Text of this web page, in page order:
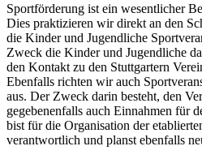
Sportförderung ist ein wesentlicher
Dies praktizieren wir direkt an den
die Kinder und Jugendliche
Zweck die Kinder und Jugendliche
den Kontakt zu den Stuttgartern
Ebenfalls richten wir auch
aus. Der Zweck darin besteht, den
gegebenenfalls auch Einnahmen für
bist für die Organisation der
verantwortlich und planst ebenfalls